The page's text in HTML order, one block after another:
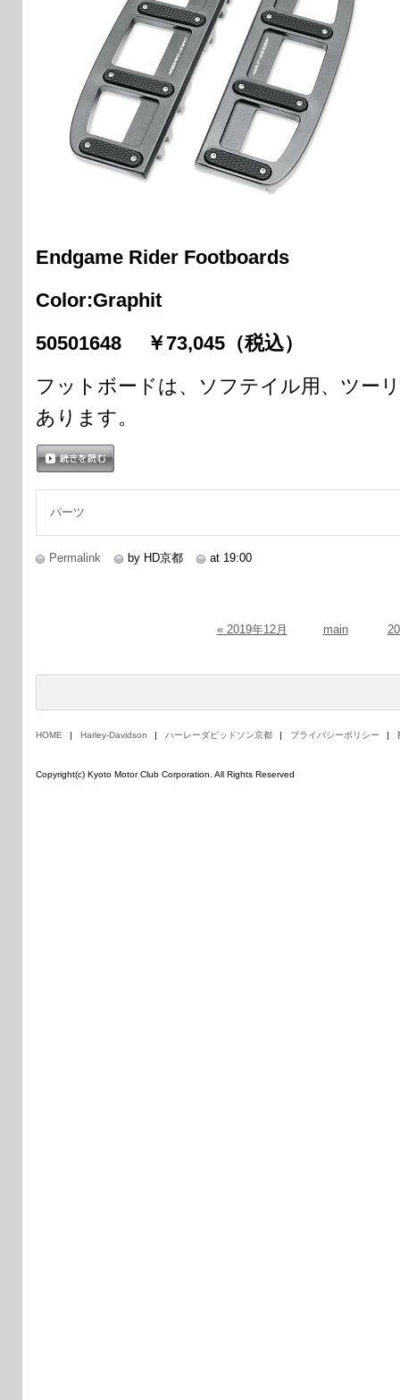
Endgame Rider Footboards
Color:Graphit
50501648 ￥73,045（税込）
フットボードは、ソフテイル用、ツー
あります。
パーツ
Permalink by HD京都 at 19:00
« 2019年12月 main
HOME Harley-Davidson ハーレーダビッドソン京都 プライバシーポリシー
Copyright(c) Kyoto Motor Club Corporation. All Rights Reserved